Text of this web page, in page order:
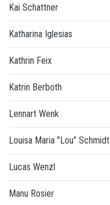
Kai Schattner
Katharina Iglesias
Kathrin Feix
Katrin Berboth
Lennart Wenk
Louisa Maria "Lou" Schmidt
Lucas Wenzl
Manu Rosier